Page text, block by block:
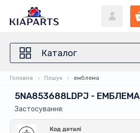
Каталог
Головна Пошук емблема
5NA853688LDPJ - ЕМБЛЕМА
Застосування:
Код деталі